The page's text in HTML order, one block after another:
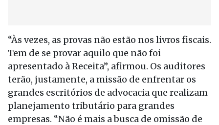
“Às vezes, as provas não estão nos livros fiscais.
Tem de se provar aquilo que não foi
apresentado à Receita”, afirmou. Os auditores
terão, justamente, a missão de enfrentar os
grandes escritórios de advocacia que realizam
planejamento tributário para grandes
empresas. “Não é mais a busca de omissão de